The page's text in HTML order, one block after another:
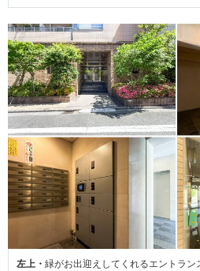
左上・ 緑がお出迎えしてくれるエントラン